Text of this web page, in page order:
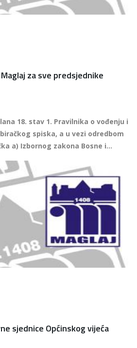
za sve predsjednike
18. stav 1. Pravilnika o vođenju i
spiska, a u vezi odredbom
a) Izbornog zakona Bosne i...
sjednice Općinskog vijeća